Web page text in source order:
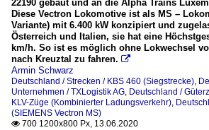
22190 gebaut und an die Alpha Trains
Diese Vectron Lokomotive ist als MS –
Variante) mit 6.400 kW konzipiert und
Österreich und Italien, sie hat eine
km/h. So ist es möglich ohne Lokwechsel
nach Kreuztal zu fahren. 
Armin Schwarz
Deutschland / Strecken / KBS 460 (Siegstrecke),
Unternehmen / TXLogistik AG, Deutschland /
KLV-Züge (Kombinierter Ladungsverkehr),
(SIEMENS Vectron MS)
 700 1200x800 Px, 13.06.2020